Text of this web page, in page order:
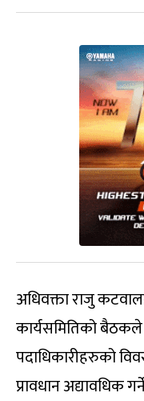
अधिवक्ता राजु
कार्यसमितिको
पदाधिकारीहरुको
प्रावधान अद्यावधिक